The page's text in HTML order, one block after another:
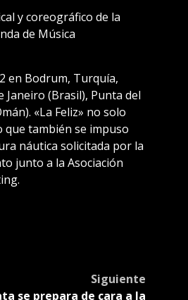
y coreográfico de la
de Música
en Bodrum, Turquía,
Janeiro (Brasil), Punta del
«La Feliz» no solo
también se impuso
náutica solicitada por la
junto a la Asociación
Siguiente
se prepara de cara a la